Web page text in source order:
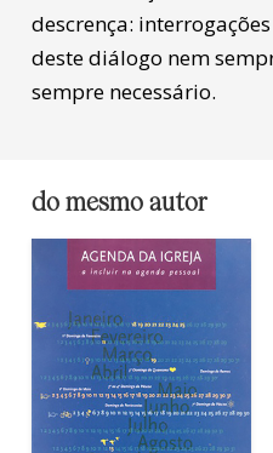
descrença:
deste diálogo nem
sempre necessário.
do mesmo autor